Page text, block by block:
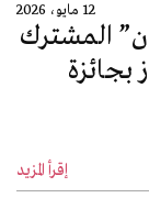
12 مايو، 2026
المشترك
إقرأ المزيد